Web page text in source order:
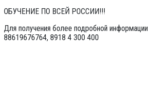
ОБУЧЕНИЕ ПО ВСЕЙ РОССИИ!!!
Для получения более подробной информации
88619676764, 8918 4 300 400